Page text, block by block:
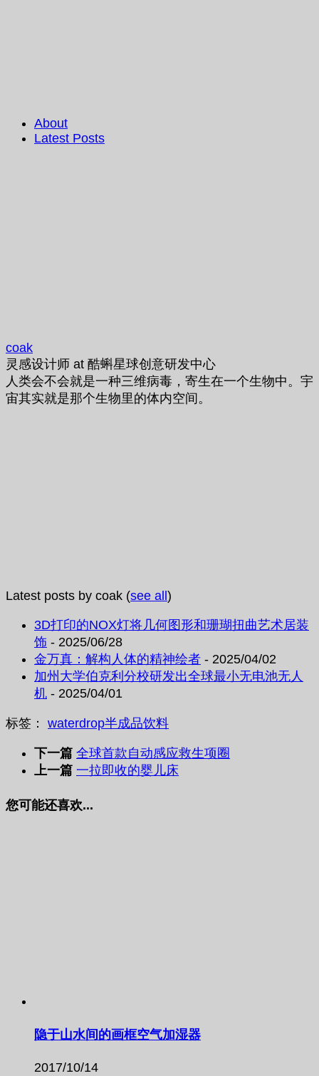
About
Latest Posts
coak
灵感设计师 at 酷蝌星球创意研发中心
人类会不会就是一种三维病毒，寄生在一个生物中。宇
宙其实就是那个生物里的体内空间。
Latest posts by coak (see all )
3D打印的NOX灯将几何图形和珊瑚扭曲艺术居装
饰 - 2025/06/28
金万真：解构人体的精神绘者 - 2025/04/02
加州大学伯克利分校研发出全球最小无电池无人
机 - 2025/04/01
标签： waterdrop半成品饮料
下一篇 全球首款自动感应救生项圈
上一篇 一拉即收的婴儿床
您可能还喜欢...
隐于山水间的画框空气加湿器
2017/10/14